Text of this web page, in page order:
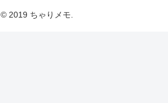
© 2019 ちゃりメモ.